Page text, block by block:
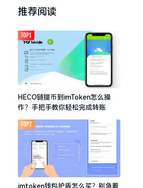
推荐阅读
HECO链提币到imToken怎么操
作？手把手教你轻松完成转账
TOP1
imtoken钱包护盾怎么买？别急着
TOP2